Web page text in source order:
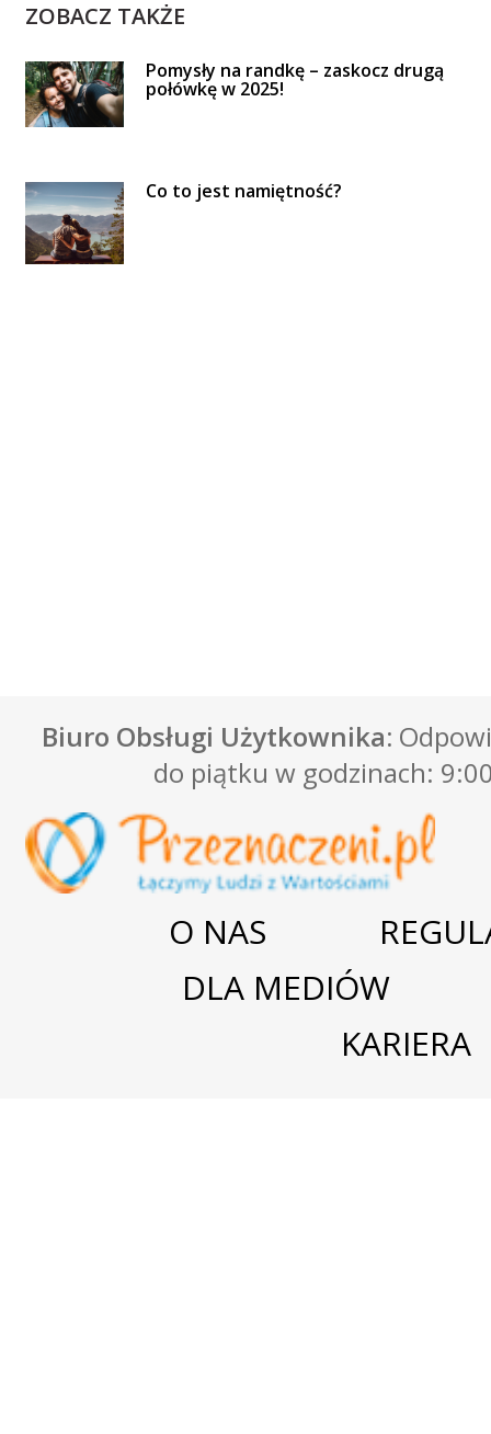
ZOBACZ TAKŻE
Pomysły na randkę – zaskocz drugą
połówkę w 2025!
Co to jest namiętność?
Biuro Obsługi Użytkownika:
do piątku w godzinach:
O NAS
DLA MEDIÓW
KARIERA